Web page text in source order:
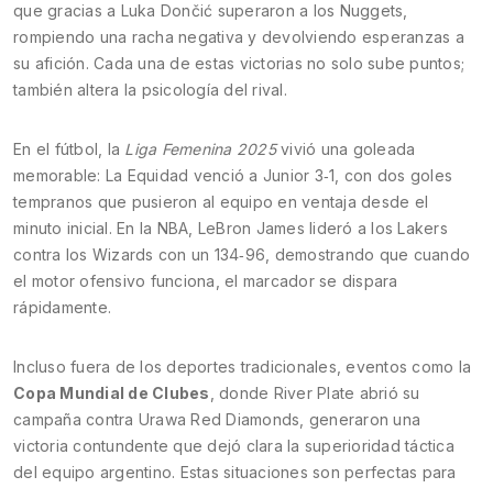
que gracias a Luka Dončić superaron a los Nuggets,
rompiendo una racha negativa y devolviendo esperanzas a
su afición. Cada una de estas victorias no solo sube puntos;
también altera la psicología del rival.
En el fútbol, la Liga Femenina 2025vivió una goleada
memorable: La Equidad venció a Junior 3‑1, con dos goles
tempranos que pusieron al equipo en ventaja desde el
minuto inicial. En la NBA, LeBron James lideró a los Lakers
contra los Wizards con un 134‑96, demostrando que cuando
el motor ofensivo funciona, el marcador se dispara
rápidamente.
Incluso fuera de los deportes tradicionales, eventos como la
Copa Mundial de Clubes , donde River Plate abrió su
campaña contra Urawa Red Diamonds, generaron una
victoria contundente que dejó clara la superioridad táctica
del equipo argentino. Estas situaciones son perfectas para